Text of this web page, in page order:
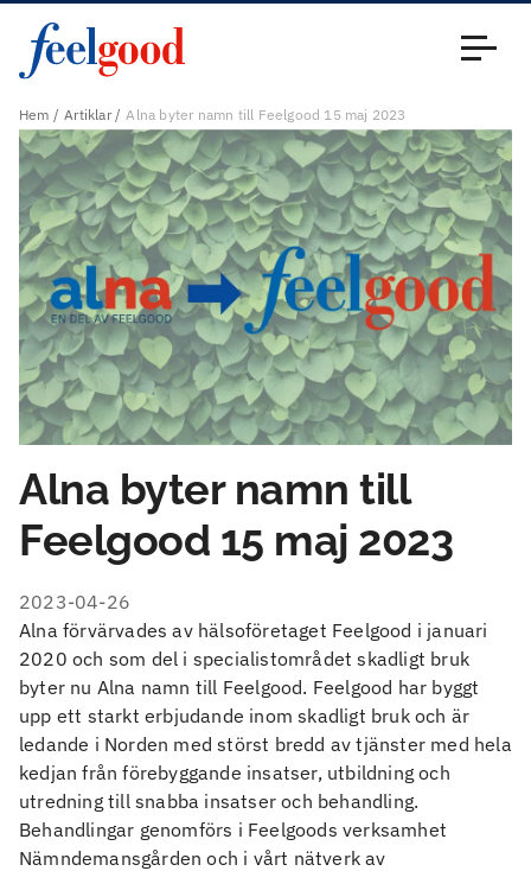
Hem Artiklar Alna byter namn till Feelgood 15 maj 2023
Alna byter namn till
Feelgood 15 maj 2023
2023-04-26
Alna förvärvades av hälsoföretaget Feelgood i januari
2020 och som del i specialistområdet skadligt bruk
byter nu Alna namn till Feelgood. Feelgood har byggt
upp ett starkt erbjudande inom skadligt bruk och är
ledande i Norden med störst bredd av tjänster med hela
kedjan från förebyggande insatser, utbildning och
utredning till snabba insatser och behandling.
Behandlingar genomförs i Feelgoods verksamhet
Nämndemansgården och i vårt nätverk av